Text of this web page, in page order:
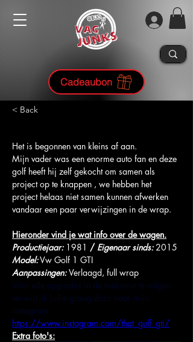
Cadeaubon
< Back
Het is begonnen van kleins af aan.
Mijn vader was een enorme auto fan en deze
golf heeft hij zelf gekocht om samen als
project op te knappen , we hebben het
project helaas niet samen kunnen afwerken
vandaar een paar verwijzingen in de wrap.
Hieronder vind je wat info over de wagen.
Productiejaar: 1981 / Eigenaar sinds: 2015
Model: Vw Golf 1 GTI
Aanpassingen: Verlaagd, full wrap
Voor alle upgrades in de toekomst te volgen
verwijs ik jullie graag door naar mijn
instagram
https://www.instagram.com/that_gulf_gti/
Extra foto's: